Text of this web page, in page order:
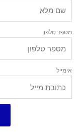
מספר טלפון
אימייל